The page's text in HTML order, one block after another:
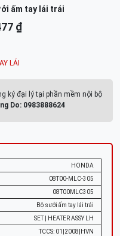
ấm tay lái trái
₫
LÁI
ký đại lý tại phần mềm nội bộ
Do: 0983888624
HONDA
08T00-MLC-305
08T00MLC305
Bộ sưởi ấm tay lái trái
SET | HEATER ASSY LH
TCCS: 01|2008|HVN